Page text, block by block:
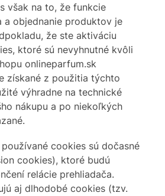
však na to, že funkcie
a objednanie produktov je
že ste aktiváciu
ktoré sú nevyhnutné kvôli
onlineparfum.sk
získané z použitia týchto
výhradne na technické
nákupu a po niekoľkých
cookies sú dočasné
cookies), ktoré budú
relácie prehliadača.
aj dlhodobé cookies (tzv.